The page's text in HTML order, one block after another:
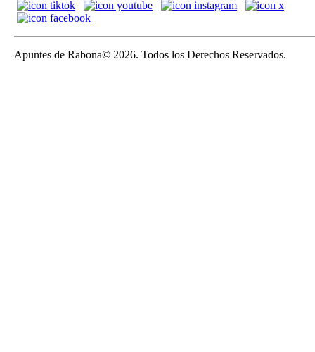
Apuntes de Rabona© 2026. Todos los Derechos Reservados.